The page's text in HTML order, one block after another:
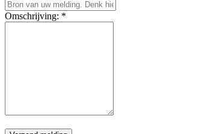
Omschrijving: *